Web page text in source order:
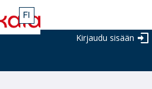
Kirjaudu sisään